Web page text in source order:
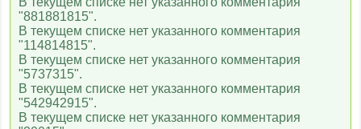
"881881815".
В текущем списке нет указанного комментария
"114814815".
В текущем списке нет указанного комментария
"5737315".
В текущем списке нет указанного комментария
"542942915".
В текущем списке нет указанного комментария